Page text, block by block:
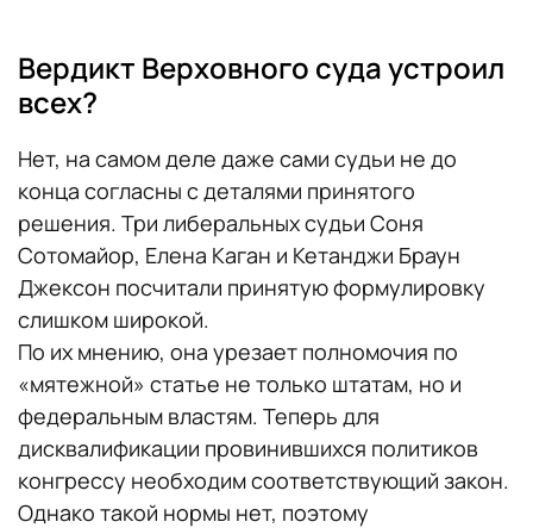
Вердикт Верховного суда устроил
всех?
Нет, на самом деле даже сами судьи не до
конца согласны с деталями принятого
решения. Три либеральных судьи Соня
Сотомайор, Елена Каган и Кетанджи Браун
Джексон посчитали принятую формулировку
слишком широкой.
По их мнению, она урезает полномочия по
«мятежной» статье не только штатам, но и
федеральным властям. Теперь для
дисквалификации провинившихся политиков
конгрессу необходим соответствующий закон.
Однако такой нормы нет, поэтому